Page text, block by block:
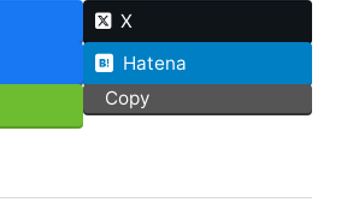
X
Hatena
Copy